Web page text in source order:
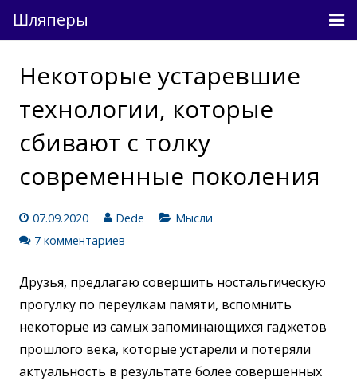
Шляперы
Непричесанные мысли
Связь
Некоторые устаревшие
технологии, которые
сбивают с толку
современные поколения
07.09.2020 Dede
Мысли
7 комментариев
Друзья, предлагаю совершить ностальгическую
прогулку по переулкам памяти, вспомнить
некоторые из самых запоминающихся гаджетов
прошлого века, которые устарели и потеряли
актуальность в результате более совершенных